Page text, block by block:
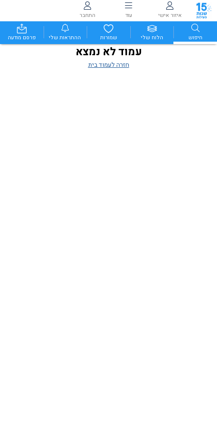
איזור אישי עוד התחבר
חיפוש הלוח שלי שמורות ההתראות שלי פרסם מודעה
עמוד לא נמצא
חזרה לעמוד בית